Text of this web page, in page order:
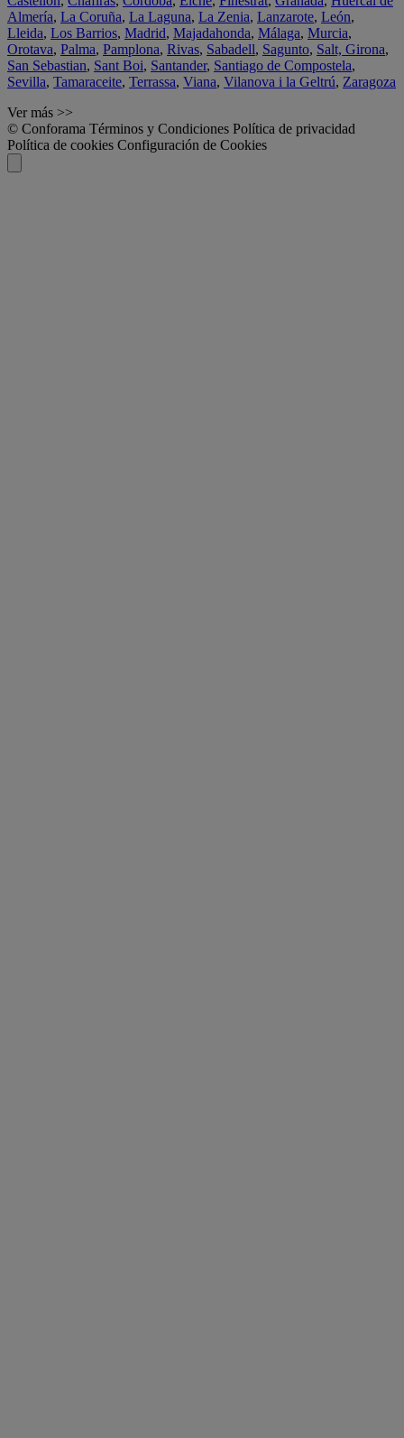
Almería, La Coruña, La Laguna, La Zenia, Lanzarote, León,
Lleida, Los Barrios, Madrid, Majadahonda, Málaga, Murcia,
Orotava, Palma, Pamplona, Rivas, Sabadell, Sagunto, Salt, Girona,
San Sebastian, Sant Boi, Santander, Santiago de Compostela,
Sevilla, Tamaraceite, Terrassa, Viana, Vilanova i la Geltrú, Zaragoza
Ver más >>
© Conforama Términos y Condiciones Política de privacidad
Política de cookies Configuración de Cookies